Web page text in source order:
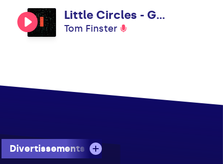
Little Circles - Gyrofield Aerobic Mix
Tom Finster
Divertissements